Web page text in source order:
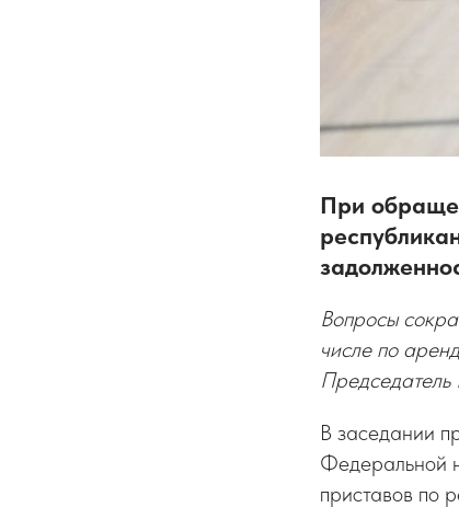
При
Вопросы
числе по
В заседании
Федеральной
приставов по